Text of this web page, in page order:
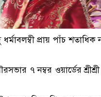
ছবি: প্রতিনিধি
প্রায় পাঁচ শতাধিক
৭ নম্বর ওয়ার্ডের